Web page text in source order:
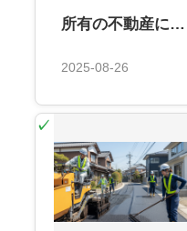
所有の不動産に値段がつかなくても売却するケースはあるのか？？
2025-08-26